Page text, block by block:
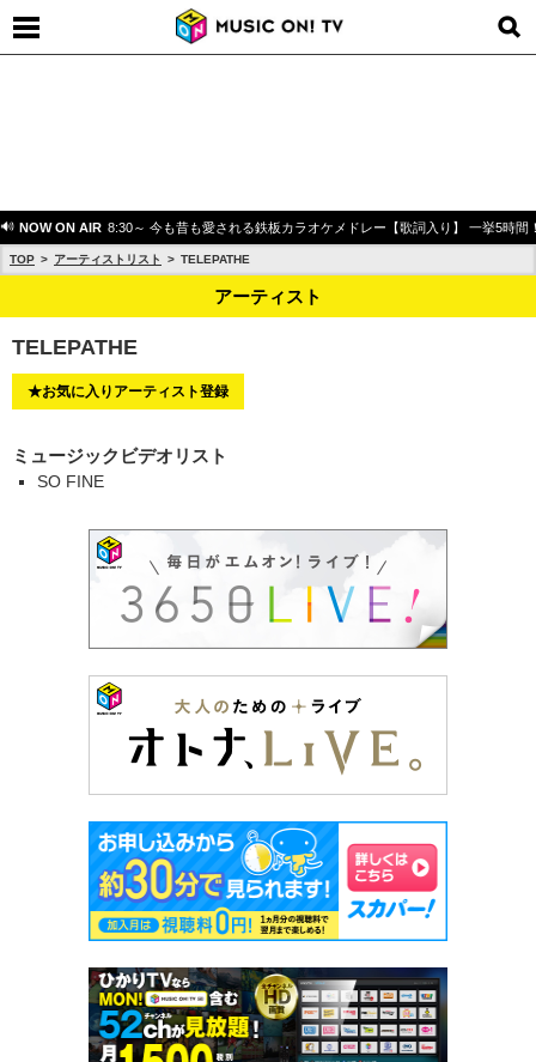
NOW ON AIR 8:30～ 今も昔も愛される鉄板カラオケメドレー【歌詞入り】 一挙5時間
TOP アーティストリスト TELEPATHE
アーティスト
TELEPATHE
★お気に入りアーティスト登録
ミュージックビデオリスト
SO FINE